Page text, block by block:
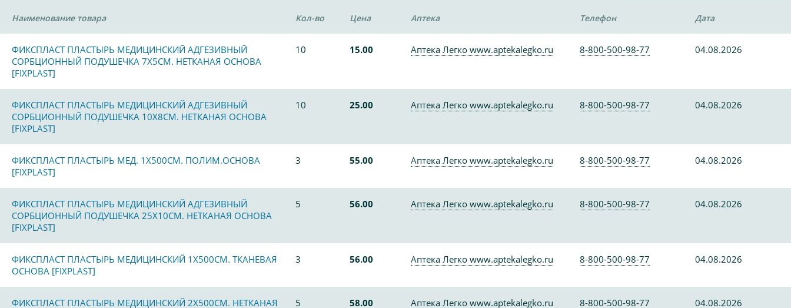
Наименование товара Кол-во Цена Аптека Телефон Дата
ФИКСПЛАСТ ПЛАСТЫРЬ МЕДИЦИНСКИЙ АДГЕЗИВНЫЙ
СОРБЦИОННЫЙ ПОДУШЕЧКА 7Х5СМ. НЕТКАНАЯ ОСНОВА
[FIXPLAST]
10 15.00 Аптека Легко www.aptekalegko.ru 8-800-500-98-77 04.08.2026
ФИКСПЛАСТ ПЛАСТЫРЬ МЕДИЦИНСКИЙ АДГЕЗИВНЫЙ
СОРБЦИОННЫЙ ПОДУШЕЧКА 10Х8СМ. НЕТКАНАЯ ОСНОВА
[FIXPLAST]
10 25.00 Аптека Легко www.aptekalegko.ru 8-800-500-98-77 04.08.2026
ФИКСПЛАСТ ПЛАСТЫРЬ МЕД. 1Х500СМ. ПОЛИМ.ОСНОВА
[FIXPLAST]
3 55.00 Аптека Легко www.aptekalegko.ru 8-800-500-98-77 04.08.2026
ФИКСПЛАСТ ПЛАСТЫРЬ МЕДИЦИНСКИЙ АДГЕЗИВНЫЙ
СОРБЦИОННЫЙ ПОДУШЕЧКА 25Х10СМ. НЕТКАНАЯ ОСНОВА
[FIXPLAST]
5 56.00 Аптека Легко www.aptekalegko.ru 8-800-500-98-77 04.08.2026
ФИКСПЛАСТ ПЛАСТЫРЬ МЕДИЦИНСКИЙ 1Х500СМ. ТКАНЕВАЯ
ОСНОВА [FIXPLAST]
3 56.00 Аптека Легко www.aptekalegko.ru 8-800-500-98-77 04.08.2026
ФИКСПЛАСТ ПЛАСТЫРЬ МЕДИЦИНСКИЙ 2Х500СМ. НЕТКАНАЯ
5 58.00 Аптека Легко www.aptekalegko.ru 8-800-500-98-77 04.08.2026